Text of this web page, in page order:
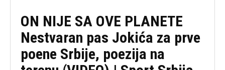
ON NIJE SA OVE PLANETE
Nestvaran pas Jokića za prve
poene Srbije, poezija na